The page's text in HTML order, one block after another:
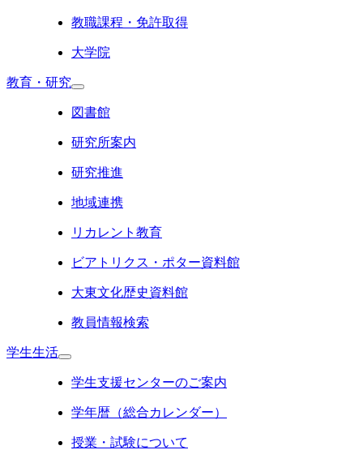
教職課程・免許取得
大学院
教育・研究
図書館
研究所案内
研究推進
地域連携
リカレント教育
ビアトリクス・ポター資料館
大東文化歴史資料館
教員情報検索
学生生活
学生支援センターのご案内
学年暦（総合カレンダー）
授業・試験について